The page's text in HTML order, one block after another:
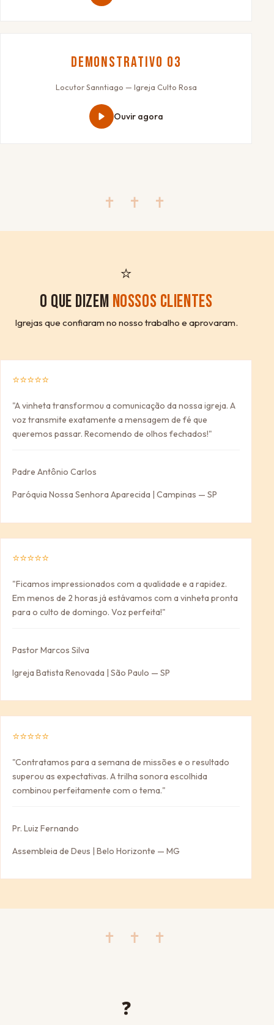
Demonstrativo 03
Locutor Sanntiago — Igreja Culto Rosa
Ouvir agora
✝ ✝ ✝
⭐
O QUE DIZEM NOSSOS CLIENTES
Igrejas que confiaram no nosso trabalho e aprovaram.
⭐⭐⭐⭐⭐
"A vinheta transformou a comunicação da nossa igreja. A
voz transmite exatamente a mensagem de fé que
queremos passar. Recomendo de olhos fechados!"
Padre Antônio Carlos
Paróquia Nossa Senhora Aparecida | Campinas — SP
⭐⭐⭐⭐⭐
"Ficamos impressionados com a qualidade e a rapidez.
Em menos de 2 horas já estávamos com a vinheta pronta
para o culto de domingo. Voz perfeita!"
Pastor Marcos Silva
Igreja Batista Renovada | São Paulo — SP
⭐⭐⭐⭐⭐
"Contratamos para a semana de missões e o resultado
superou as expectativas. A trilha sonora escolhida
combinou perfeitamente com o tema."
Pr. Luiz Fernando
Assembleia de Deus | Belo Horizonte — MG
✝ ✝ ✝
❓